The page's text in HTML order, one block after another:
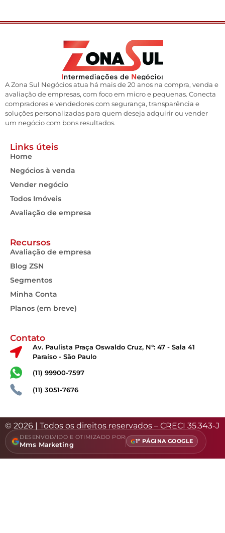
A Zona Sul Negócios atua há mais de 20 anos na compra, venda e
avaliação de empresas, com foco em micro e pequenas. Conecta
compradores e vendedores com segurança, transparência e
soluções personalizadas para quem deseja adquirir ou vender
um negócio com bons resultados.
Links úteis
Home
Negócios à venda
Vender negócio
Todos Imóveis
Avaliação de empresa
Recursos
Avaliação de empresa
Blog ZSN
Segmentos
Minha Conta
Planos (em breve)
Contato
Av. Paulista Praça Oswaldo Cruz, N°: 47 - Sala 41
Paraíso - São Paulo
(11) 99900-7597
(11) 3051-7676
© 2026 | Todos os direitos reservados – CRECI 35.343-J
DESENVOLVIDO E OTIMIZADO POR
Mms Marketing 1º PÁGINA GOOGLE